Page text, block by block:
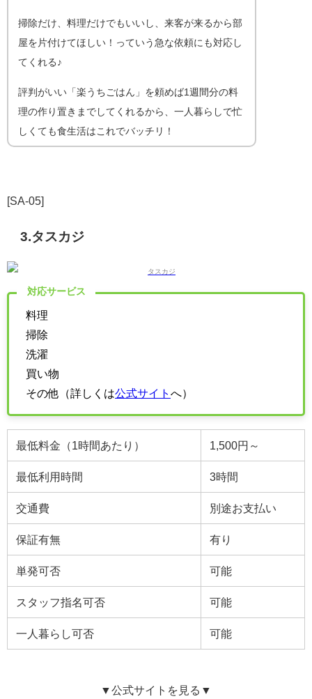
掃除だけ、料理だけでもいいし、来客が来るから部
屋を片付けてほしい！っていう急な依頼にも対応し
てくれる♪
評判がいい「楽うちごはん」を頼めば1週間分の料
理の作り置きまでしてくれるから、一人暮らしで忙
しくても食生活はこれでバッチリ！
[SA-05]
3.タスカジ
対応サービス
料理
掃除
洗濯
買い物
その他（詳しくは公式サイト へ）
最低料金（1時間あたり） 1,500円～
最低利用時間 3時間
交通費 別途お支払い
保証有無 有り
単発可否 可能
スタッフ指名可否 可能
一人暮らし可否 可能
▼公式サイトを見る▼